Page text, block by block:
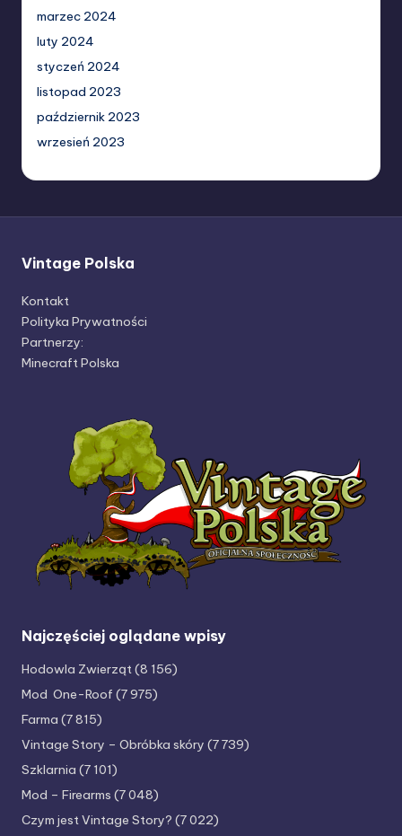
marzec 2024
luty 2024
styczeń 2024
listopad 2023
październik 2023
wrzesień 2023
Vintage Polska
Kontakt
Polityka Prywatności
Partnerzy:
Minecraft Polska
Najczęściej oglądane wpisy
Hodowla Zwierząt(8 156)
Mod One-Roof (7 975)
Farma (7 815)
Vintage Story – Obróbka skóry (7 739)
Szklarnia (7 101)
Mod – Firearms (7 048)
Czym jest Vintage Story? (7 022)